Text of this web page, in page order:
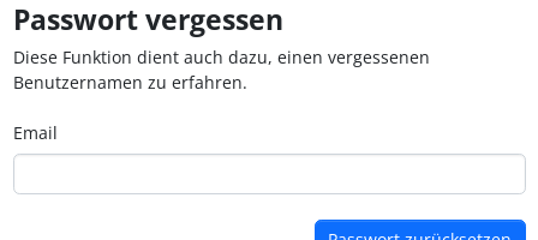
Passwort vergessen
Diese Funktion dient auch dazu, einen vergessenen
Benutzernamen zu erfahren.
Email